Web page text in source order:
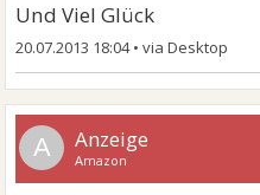
Und Viel Glück
20.07.2013 18:04•
A